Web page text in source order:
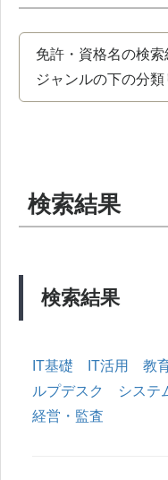
免許・資格名の検索
ジャンルの下の分
検索結果
検索結果
IT基礎 IT活用 教
ルプデスク
システ
経営・監査